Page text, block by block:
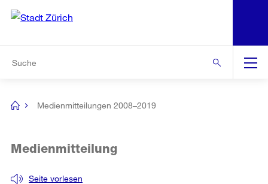
Navigation
[no
Medienmitteilungen 2008–2019
Seite vorlesen
Medienmitteilung